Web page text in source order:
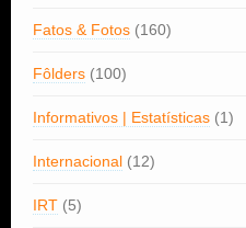
Fatos & Fotos (160)
Fôlders (100)
Informativos | Estatísticas (1)
Internacional (12)
IRT (5)